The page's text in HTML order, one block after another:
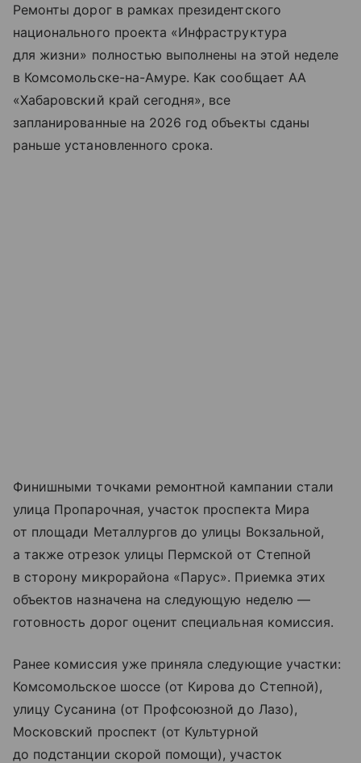
Ремонты дорог в рамках президентского
национального проекта «Инфраструктура
для жизни» полностью выполнены на этой неделе
в Комсомольске-на-Амуре. Как сообщает АА
«Хабаровский край сегодня», все
запланированные на 2026 год объекты сданы
раньше установленного срока.
Финишными точками ремонтной кампании стали
улица Пропарочная, участок проспекта Мира
от площади Металлургов до улицы Вокзальной,
а также отрезок улицы Пермской от Степной
в сторону микрорайона «Парус». Приемка этих
объектов назначена на следующую неделю —
готовность дорог оценит специальная комиссия.
Ранее комиссия уже приняла следующие участки:
Комсомольское шоссе (от Кирова до Степной),
улицу Сусанина (от Профсоюзной до Лазо),
Московский проспект (от Культурной
до подстанции скорой помощи), участок